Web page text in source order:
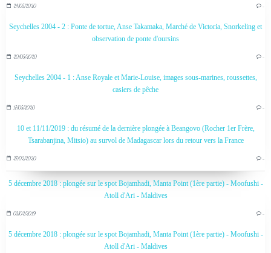
24/05/2020 …
Seychelles 2004 - 2 : Ponte de tortue, Anse Takamaka, Marché de Victoria, Snorkeling et
observation de ponte d'oursins
20/05/2020 …
Seychelles 2004 - 1 : Anse Royale et Marie-Louise, images sous-marines, roussettes,
casiers de pêche
17/05/2020 …
10 et 11/11/2019 : du résumé de la dernière plongée à Beangovo (Rocher 1er Frère,
Tsarabanjina, Mitsio) au survol de Madagascar lors du retour vers la France
27/02/2020 …
5 décembre 2018 : plongée sur le spot Bojamhadi, Manta Point (1ère partie) - Moofushi -
Atoll d'Ari - Maldives
03/02/2019 …
5 décembre 2018 : plongée sur le spot Bojamhadi, Manta Point (1ère partie) - Moofushi -
Atoll d'Ari - Maldives